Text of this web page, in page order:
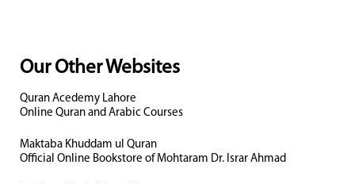
Our Other Websites
Quran Acedemy Lahore
Online Quran and Arabic Courses
Maktaba Khuddam ul Quran
Official Online Bookstore of Mohtaram Dr. Israr Ahmad